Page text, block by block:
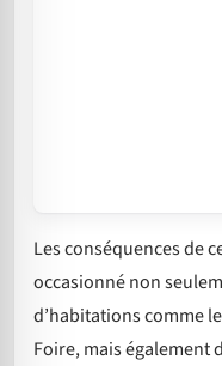
Les conséquences de
occasionné non
d’habitations comme
Foire, mais également